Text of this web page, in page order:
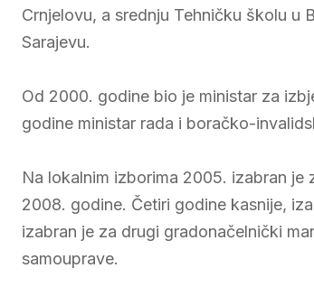
Crnjelovu, a srednju Tehničku školu u
Sarajevu.
Od 2000. godine bio je ministar za
godine ministar rada i boračko-
Na lokalnim izborima 2005. izabran je
2008. godine. Četiri godine kasnije,
izabran je za drugi gradonačelnički
samouprave.